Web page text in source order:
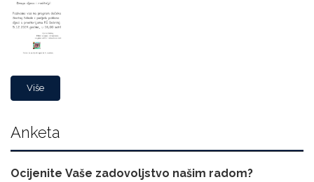
Više
Anketa
Ocijenite Vaše zadovoljstvo našim radom?